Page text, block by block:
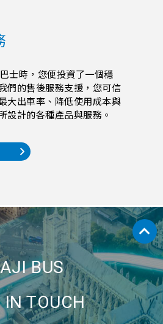
士時，您便投資了一個穩
們的售後服務支援，您可信
大出車率、降低使用成本與
設計的各種產品與服務。
BUS
IN TOUCH